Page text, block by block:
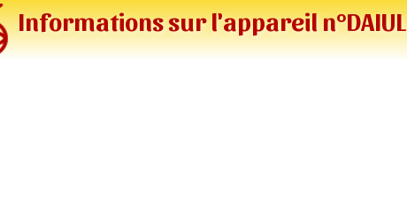
Informations sur l'appareil n°DAIUL